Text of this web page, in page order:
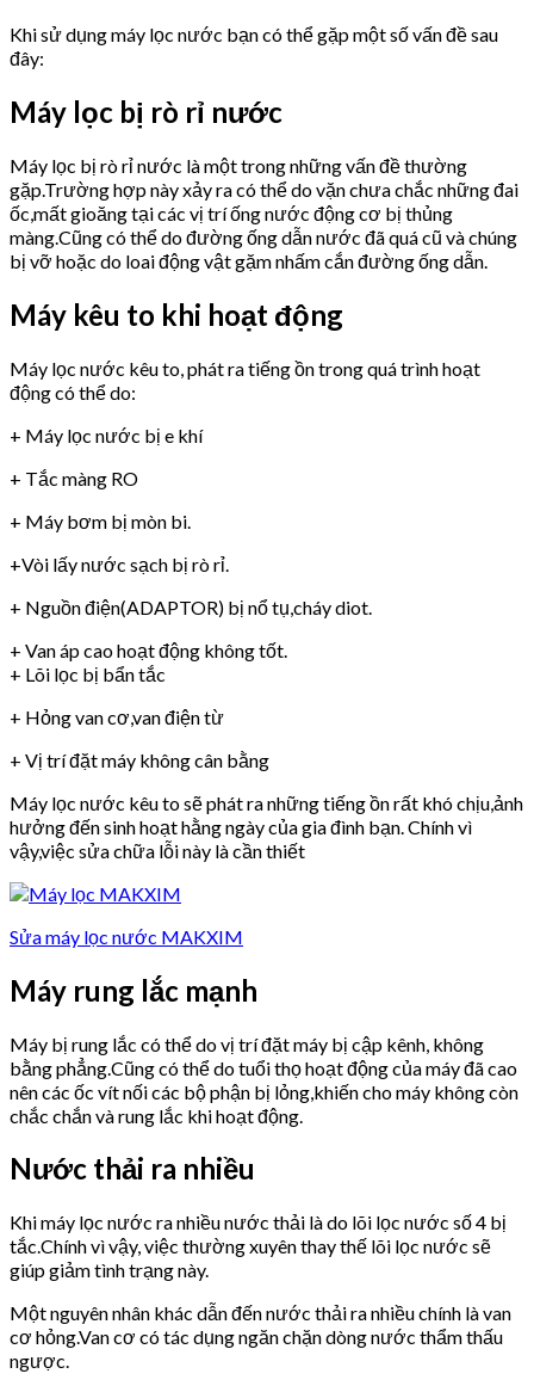
Khi sử dụng máy lọc nước bạn có thể gặp một số vấn đề sau
đây:
Máy lọc bị rò rỉ nước
Máy lọc bị rò rỉ nước là một trong những vấn đề thường
gặp.Trường hợp này xảy ra có thể do vặn chưa chắc những đai
ốc,mất gioăng tại các vị trí ống nước động cơ bị thủng
màng.Cũng có thể do đường ống dẫn nước đã quá cũ và chúng
bị vỡ hoặc do loai động vật gặm nhấm cắn đường ống dẫn.
Máy kêu to khi hoạt động
Máy lọc nước kêu to, phát ra tiếng ồn trong quá trình hoạt
động có thể do:
+ Máy lọc nước bị e khí
+ Tắc màng RO
+ Máy bơm bị mòn bi.
+Vòi lấy nước sạch bị rò rỉ.
+ Nguồn điện(ADAPTOR) bị nổ tụ,cháy diot.
+ Van áp cao hoạt động không tốt.
+ Lõi lọc bị bẩn tắc
+ Hỏng van cơ,van điện từ
+ Vị trí đặt máy không cân bằng
Máy lọc nước kêu to sẽ phát ra những tiếng ồn rất khó chịu,ảnh
hưởng đến sinh hoạt hằng ngày của gia đình bạn. Chính vì
vậy,việc sửa chữa lỗi này là cần thiết
Sửa máy lọc nước MAKXIM
Máy rung lắc mạnh
Máy bị rung lắc có thể do vị trí đặt máy bị cập kênh, không
bằng phẳng.Cũng có thể do tuổi thọ hoạt động của máy đã cao
nên các ốc vít nối các bộ phận bị lỏng,khiến cho máy không còn
chắc chắn và rung lắc khi hoạt động.
Nước thải ra nhiều
Khi máy lọc nước ra nhiều nước thải là do lõi lọc nước số 4 bị
tắc.Chính vì vậy, việc thường xuyên thay thế lõi lọc nước sẽ
giúp giảm tình trạng này.
Một nguyên nhân khác dẫn đến nước thải ra nhiều chính là van
cơ hỏng.Van cơ có tác dụng ngăn chặn dòng nước thẩm thấu
ngược.